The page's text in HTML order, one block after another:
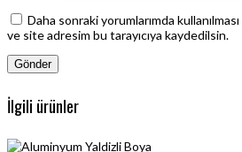
Daha sonraki yorumlarımda
ve site adresim bu tarayıcıya kaydedilsin.
İlgili ürünler